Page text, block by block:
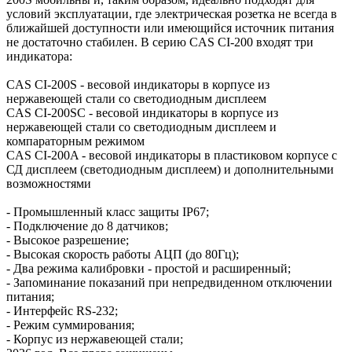
условий эксплуатации, где электрическая розетка не всегда в
ближайшей доступности или имеющийся источник питания
не достаточно стабилен. В серию CAS CI-200 входят три
индикатора:
CAS CI-200S - весовой индикаторы в корпусе из
нержавеющей стали со светодиодным дисплеем
CAS CI-200SC - весовой индикаторы в корпусе из
нержавеющей стали со светодиодным дисплеем и
компараторным режимом
CAS CI-200A - весовой индикаторы в пластиковом корпусе с
СД дисплеем (светодиодным дисплеем) и дополнительными
возможностями
- Промышленный класс защиты IP67;
- Подключение до 8 датчиков;
- Высокое разрешение;
- Высокая скорость работы АЦП (до 80Гц);
- Два режима калибровки - простой и расширенный;
- Запоминание показаний при непредвиденном отключении
питания;
- Интерфейс RS-232;
- Режим суммирования;
- Корпус из нержавеющей стали;